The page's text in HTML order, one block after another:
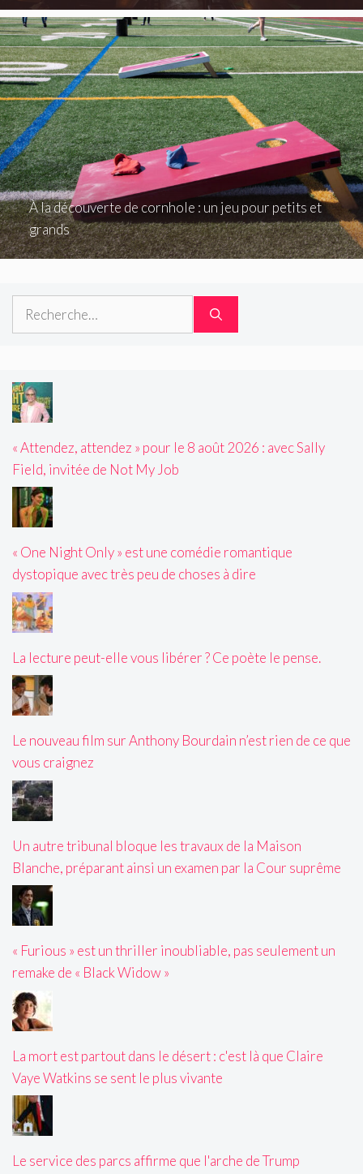
À la découverte de cornhole : un jeu pour petits et
grands
Rechercher :
« Attendez, attendez » pour le 8 août 2026 : avec Sally
Field, invitée de Not My Job
« One Night Only » est une comédie romantique
dystopique avec très peu de choses à dire
La lecture peut-elle vous libérer ? Ce poète le pense.
Le nouveau film sur Anthony Bourdain n’est rien de ce que
vous craignez
Un autre tribunal bloque les travaux de la Maison
Blanche, préparant ainsi un examen par la Cour suprême
« Furious » est un thriller inoubliable, pas seulement un
remake de « Black Widow »
La mort est partout dans le désert : c'est là que Claire
Vaye Watkins se sent le plus vivante
Le service des parcs affirme que l'arche de Trump